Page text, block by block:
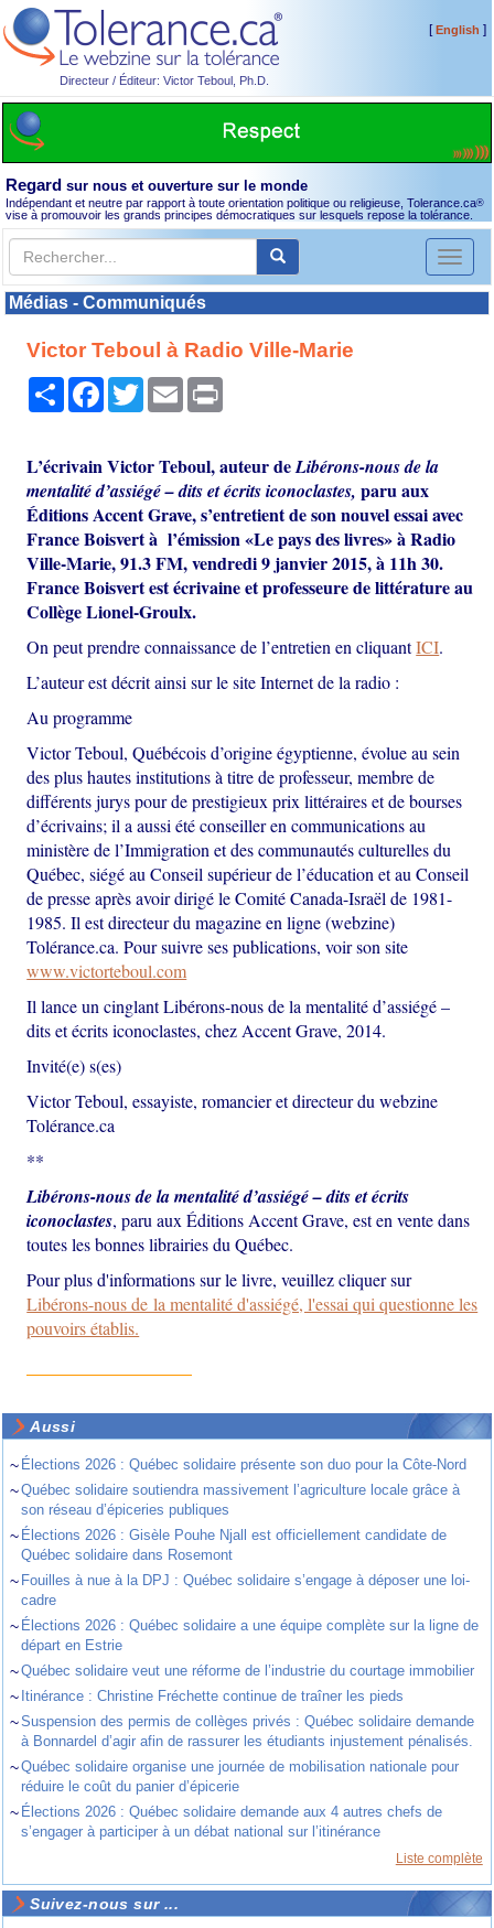
Directeur / Éditeur: Victor Teboul, Ph.D.
[English ]
Regard sur nous et ouverture sur le monde
Indépendant et neutre par rapport à toute orientation politique ou religieuse, Tolerance.ca®
vise à promouvoir les grands principes démocratiques sur lesquels repose la tolérance.
Toggle
Médias - Communiqués
Victor Teboul à Radio Ville-Marie
PartagerFacebook
TwitterEmail
L’écrivain Victor Teboul, auteur deLibérons-nous de la
mentalité d’assiégé – dits et écrits iconoclastes, paru aux
Éditions Accent Grave, s’entretient de son nouvel essai avec
France Boisvert à l’émission «Le pays des livres» à Radio
Ville-Marie, 91.3 FM, vendredi 9 janvier 2015, à 11h 30.
France Boisvert est écrivaine et professeure de littérature au
Collège Lionel-Groulx.
On peut prendre connaissance de l’entretien en cliquantICI.
L’auteur est décrit ainsi sur le site Internet de la radio :
Au programme
Victor Teboul, Québécois d’origine égyptienne, évolue au sein
des plus hautes institutions à titre de professeur, membre de
différents jurys pour de prestigieux prix littéraires et de bourses
d’écrivains; il a aussi été conseiller en communications au
ministère de l’Immigration et des communautés culturelles du
Québec, siégé au Conseil supérieur de l’éducation et au Conseil
de presse après avoir dirigé le Comité Canada-Israël de 1981-
1985. Il est directeur du magazine en ligne (webzine)
Tolérance.ca. Pour suivre ses publications, voir son site
www.victorteboul.com
Il lance un cinglant Libérons-nous de la mentalité d’assiégé –
dits et écrits iconoclastes, chez Accent Grave, 2014.
Invité(e) s(es)
Victor Teboul, essayiste, romancier et directeur du webzine
Tolérance.ca
**
Libérons-nous de la mentalité d’assiégé – dits et écrits
iconoclastes, paru aux Éditions Accent Grave, est en vente dans
toutes les bonnes librairies du Québec.
Pour plus d'informations sur le livre, veuillez cliquer sur
Libérons-nous de la mentalité d'assiégé, l'essai qui questionne les
pouvoirs établis.
Aussi
~ Élections 2026 : Québec solidaire présente son duo pour la Côte-Nord
~Québec solidaire soutiendra massivement l’agriculture locale grâce à
son réseau d’épiceries publiques
~ Élections 2026 : Gisèle Pouhe Njall est officiellement candidate de
Québec solidaire dans Rosemont
~ Fouilles à nue à la DPJ : Québec solidaire s’engage à déposer une loi-
cadre
~ Élections 2026 : Québec solidaire a une équipe complète sur la ligne de
départ en Estrie
~Québec solidaire veut une réforme de l’industrie du courtage immobilier
~ Itinérance : Christine Fréchette continue de traîner les pieds
~Suspension des permis de collèges privés : Québec solidaire demande
à Bonnardel d’agir afin de rassurer les étudiants injustement pénalisés.
~Québec solidaire organise une journée de mobilisation nationale pour
réduire le coût du panier d’épicerie
~ Élections 2026 : Québec solidaire demande aux 4 autres chefs de
s’engager à participer à un débat national sur l’itinérance
Liste complète
Suivez-nous sur ...